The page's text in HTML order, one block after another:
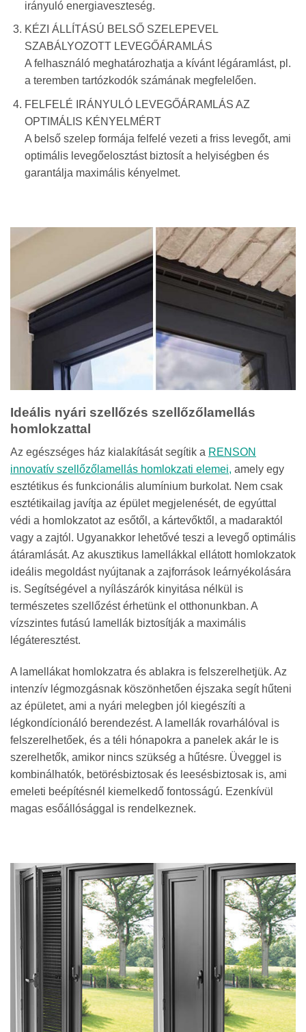
irányuló energiaveszteség.
KÉZI ÁLLÍTÁSÚ BELSŐ SZELEPEVEL
SZABÁLYOZOTT LEVEGŐÁRAMLÁS
A felhasználó meghatározhatja a kívánt légáramlást, pl.
a teremben tartózkodók számának megfelelően.
FELFELÉ IRÁNYULÓ LEVEGŐÁRAMLÁS AZ
OPTIMÁLIS KÉNYELMÉRT
A belső szelep formája felfelé vezeti a friss levegőt, ami
optimális levegőelosztást biztosít a helyiségben és
garantálja maximális kényelmet.
Ideális nyári szellőzés szellőzőlamellás
homlokzattal
Az egészséges ház kialakítását segítik a RENSON
innovatív szellőzőlamellás homlokzati elemei, amely egy
esztétikus és funkcionális alumínium burkolat. Nem csak
esztétikailag javítja az épület megjelenését, de egyúttal
védi a homlokzatot az esőtől, a kártevőktől, a madaraktól
vagy a zajtól. Ugyanakkor lehetővé teszi a levegő optimális
átáramlását. Az akusztikus lamellákkal ellátott homlokzatok
ideális megoldást nyújtanak a zajforrások leárnyékolására
is. Segítségével a nyílászárók kinyitása nélkül is
természetes szellőzést érhetünk el otthonunkban. A
vízszintes futású lamellák biztosítják a maximális
légáteresztést.
A lamellákat homlokzatra és ablakra is felszerelhetjük. Az
intenzív légmozgásnak köszönhetően éjszaka segít hűteni
az épületet, ami a nyári melegben jól kiegészíti a
légkondícionáló berendezést. A lamellák rovarhálóval is
felszerelhetőek, és a téli hónapokra a panelek akár le is
szerelhetők, amikor nincs szükség a hűtésre. Üveggel is
kombinálhatók, betörésbiztosak és leesésbiztosak is, ami
emeleti beépítésnél kiemelkedő fontosságú. Ezenkívül
magas esőállósággal is rendelkeznek.